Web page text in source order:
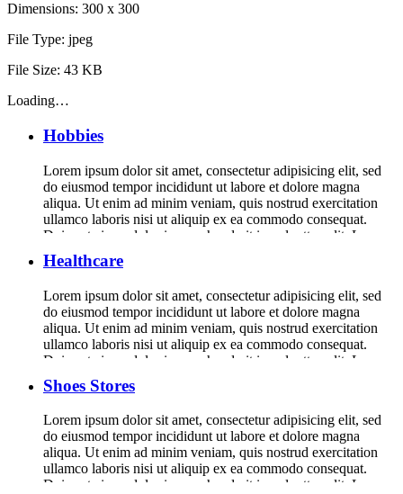
Dimensions: 300 x 300
File Type: jpeg
File Size: 43 KB
Loading…
Hobbies
Lorem ipsum dolor sit amet, consectetur adipisicing elit, sed
do eiusmod tempor incididunt ut labore et dolore magna
aliqua. Ut enim ad minim veniam, quis nostrud exercitation
ullamco laboris nisi ut aliquip ex ea commodo consequat.
Duis aute irure dolor in reprehenderit in voluptte velit. Lorem
ipsum dolor sit amet, consectetur adipisicing elit, sed do […]
Healthcare
Lorem ipsum dolor sit amet, consectetur adipisicing elit, sed
do eiusmod tempor incididunt ut labore et dolore magna
aliqua. Ut enim ad minim veniam, quis nostrud exercitation
ullamco laboris nisi ut aliquip ex ea commodo consequat.
Duis aute irure dolor in reprehenderit in voluptte velit. Lorem
ipsum dolor sit amet, consectetur adipisicing elit, sed do […]
Shoes Stores
Lorem ipsum dolor sit amet, consectetur adipisicing elit, sed
do eiusmod tempor incididunt ut labore et dolore magna
aliqua. Ut enim ad minim veniam, quis nostrud exercitation
ullamco laboris nisi ut aliquip ex ea commodo consequat.
Duis aute irure dolor in reprehenderit in voluptte velit. Lorem